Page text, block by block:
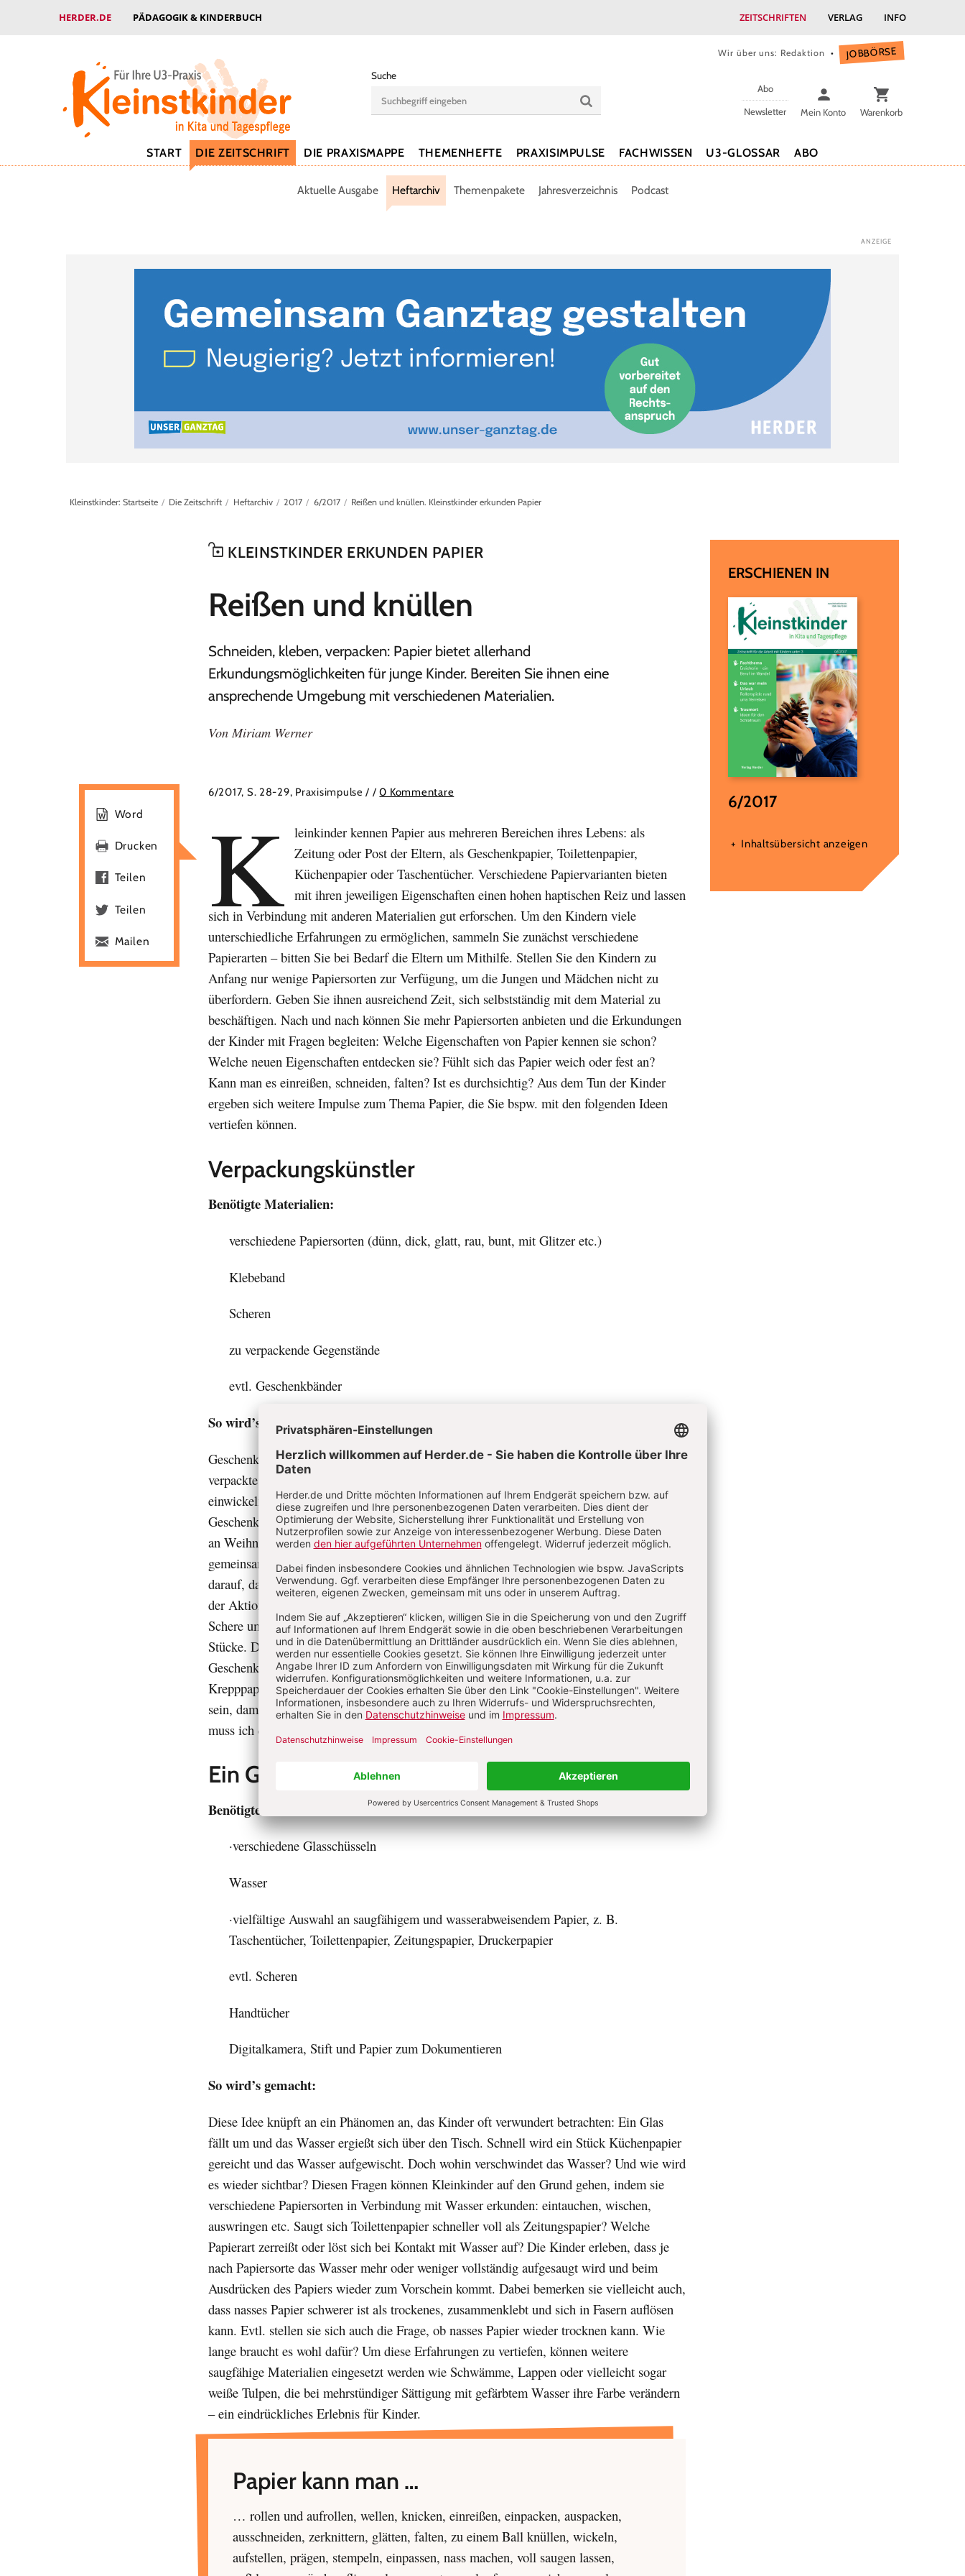
HERDER.DE PÄDAGOGIK & KINDERBUCH ZEITSCHRIFTEN VERLAG INFO
Wir über uns: Redaktion JOBBÖRSE
Suche
Abo
Newsletter
Mein Konto Warenkorb
START DIE ZEITSCHRIFT DIE PRAXISMAPPE THEMENHEFTE PRAXISIMPULSE FACHWISSEN U3-GLOSSAR ABO
Aktuelle Ausgabe Heftarchiv Themenpakete Jahresverzeichnis Podcast
Kleinstkinder: Startseite Die Zeitschrift Heftarchiv 2017 6/2017 Reißen und knüllen. Kleinstkinder erkunden Papier
KLEINSTKINDER ERKUNDEN PAPIER
:
Reißen und knüllen
Schneiden, kleben, verpacken: Papier bietet allerhand
Erkundungsmöglichkeiten für junge Kinder. Bereiten Sie ihnen eine
ansprechende Umgebung mit verschiedenen Materialien.
Von Miriam Werner
6/2017, S. 28-29, Praxisimpulse / /0 Kommentare
K leinkinder kennen Papier aus mehreren Bereichen ihres Lebens: als
Zeitung oder Post der Eltern, als Geschenkpapier, Toilettenpapier,
Küchenpapier oder Taschentücher. Verschiedene Papiervarianten bieten
mit ihren jeweiligen Eigenschaften einen hohen haptischen Reiz und lassen
sich in Verbindung mit anderen Materialien gut erforschen. Um den Kindern viele
unterschiedliche Erfahrungen zu ermöglichen, sammeln Sie zunächst verschiedene
Papierarten – bitten Sie bei Bedarf die Eltern um Mithilfe. Stellen Sie den Kindern zu
Anfang nur wenige Papiersorten zur Verfügung, um die Jungen und Mädchen nicht zu
überfordern. Geben Sie ihnen ausreichend Zeit, sich selbstständig mit dem Material zu
beschäftigen. Nach und nach können Sie mehr Papiersorten anbieten und die Erkundungen
der Kinder mit Fragen begleiten: Welche Eigenschaften von Papier kennen sie schon?
Welche neuen Eigenschaften entdecken sie? Fühlt sich das Papier weich oder fest an?
Kann man es einreißen, schneiden, falten? Ist es durchsichtig? Aus dem Tun der Kinder
ergeben sich weitere Impulse zum Thema Papier, die Sie bspw. mit den folgenden Ideen
vertiefen können.
Verpackungskünstler
Benötigte Materialien:
verschiedene Papiersorten (dünn, dick, glatt, rau, bunt, mit Glitzer etc.)
Klebeband
Scheren
zu verpackende Gegenstände
evtl. Geschenkbänder
So wird’s gemacht:
Geschenkpapier ist bei Kindern sehr beliebt, oft ist es sogar noch reizvoller als das darin
verpackte Geschenk selbst. Mit Geschenkpapier können die Mädchen und Jungen Dinge
einwickeln und auf diese Weise „verschwinden lassen“. Sie können das verpackte
Geschenk zukleben und anderen Kindern überreichen, so wie sie es bei Geburtstagen oder
an Weihnachten erlebt haben. Am Einpacktisch entstehen somit auch Ideen für das
gemeinsame Rollenspiel. Bereiten Sie einen Tisch mit den Materialien vor. Achten Sie
darauf, dass der Tisch groß genug ist, um mehreren Kindern gleichzeitig die Teilnahme an
der Aktion zu ermöglichen. Für sehr junge Kinder ist es evtl. noch zu schwierig, mit einer
Schere umzugehen. Schneiden Sie in diesem Fall große Bogen des Papiers in kleinere
Stücke. Die Kinder können das Papier nun erkunden und selbst herausfinden, wie sich
Geschenke einpacken lassen. Reiße oder zerschneide ich das Papier? Warum reißt das
Krepppapier beim Verpacken ein und das Packpapier nicht? Wie groß muss der Bogen
sein, damit das Geschenk verpackt werden kann? Wie kann ich das Papier falten? Wie
muss ich das Klebeband platzieren, damit es auch wirklich hält?
Ein Glas fällt um
Benötigte Materialien:
·verschiedene Glasschüsseln
Wasser
·vielfältige Auswahl an saugfähigem und wasserabweisendem Papier, z. B.
Taschentücher, Toilettenpapier, Zeitungspapier, Druckerpapier
evtl. Scheren
Handtücher
Digitalkamera, Stift und Papier zum Dokumentieren
So wird’s gemacht:
Diese Idee knüpft an ein Phänomen an, das Kinder oft verwundert betrachten: Ein Glas
fällt um und das Wasser ergießt sich über den Tisch. Schnell wird ein Stück Küchenpapier
gereicht und das Wasser aufgewischt. Doch wohin verschwindet das Wasser? Und wie wird
es wieder sichtbar? Diesen Fragen können Kleinkinder auf den Grund gehen, indem sie
verschiedene Papiersorten in Verbindung mit Wasser erkunden: eintauchen, wischen,
auswringen etc. Saugt sich Toilettenpapier schneller voll als Zeitungspapier? Welche
Papierart zerreißt oder löst sich bei Kontakt mit Wasser auf? Die Kinder erleben, dass je
nach Papiersorte das Wasser mehr oder weniger vollständig aufgesaugt wird und beim
Ausdrücken des Papiers wieder zum Vorschein kommt. Dabei bemerken sie vielleicht auch,
dass nasses Papier schwerer ist als trockenes, zusammenklebt und sich in Fasern auflösen
kann. Evtl. stellen sie sich auch die Frage, ob nasses Papier wieder trocknen kann. Wie
lange braucht es wohl dafür? Um diese Erfahrungen zu vertiefen, können weitere
saugfähige Materialien eingesetzt werden wie Schwämme, Lappen oder vielleicht sogar
weiße Tulpen, die bei mehrstündiger Sättigung mit gefärbtem Wasser ihre Farbe verändern
– ein eindrückliches Erlebnis für Kinder.
Papier kann man …
… rollen und aufrollen, wellen, knicken, einreißen, einpacken, auspacken,
ausschneiden, zerknittern, glätten, falten, zu einem Ball knüllen, wickeln,
aufstellen, prägen, stempeln, einpassen, nass machen, voll saugen lassen,
Word
Drucken
Teilen
Teilen
Mailen
ERSCHIENEN IN
6/2017
Inhaltsübersicht anzeigen